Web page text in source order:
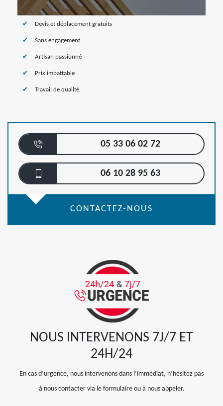
Devis et déplacement gratuits
Sans engagement
Artisan passionné
Prix imbattable
Travail de qualité
05 33 06 02 72
06 10 28 95 63
CONTACTEZ-NOUS
NOUS INTERVENONS 7J/7 ET
24H/24
En cas d’urgence, nous intervenons dans l’immédiat, n’hésitez pas
à nous contacter via le formulaire ou à nous appeler.